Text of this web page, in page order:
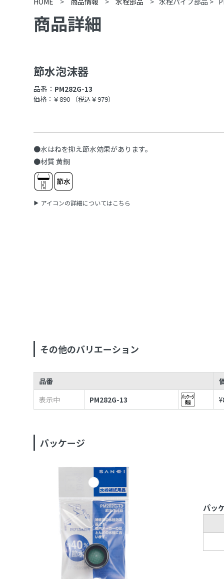
商品詳細
節水泡沫器
品番： PM282G-13
価格：￥890 （税込￥979）
●水はねを抑え節水効果があります。
●材質 黄銅
アイコンの詳細についてはこちら
その他のバリエーション
品番
表示中
PM282G-13 ¥
パッケージ
パッ